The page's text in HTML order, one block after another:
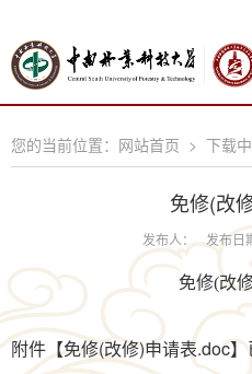
您的当前位置： 网站首页 > 下载
免修(改
发布人： 发布日
免修(改
附件【免修(改修)申请表.doc】